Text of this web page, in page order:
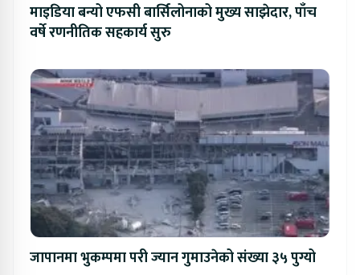
माइडिया बन्यो एफसी बार्सिलोनाको मुख्य साझेदार, पाँच
वर्षे रणनीतिक सहकार्य सुरु
जापानमा भुकम्पमा परी ज्यान गुमाउनेको संख्या ३५ पुग्यो